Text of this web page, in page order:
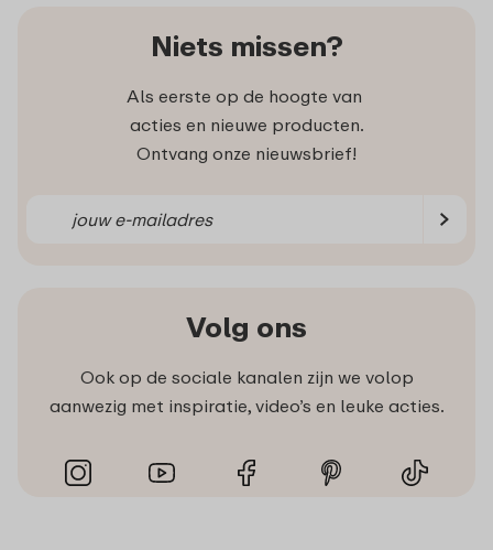
Niets missen?
Als eerste op de hoogte van
acties en nieuwe producten.
Ontvang onze nieuwsbrief!
Volg ons
Ook op de sociale kanalen zijn we volop
aanwezig met inspiratie, video’s en leuke acties.